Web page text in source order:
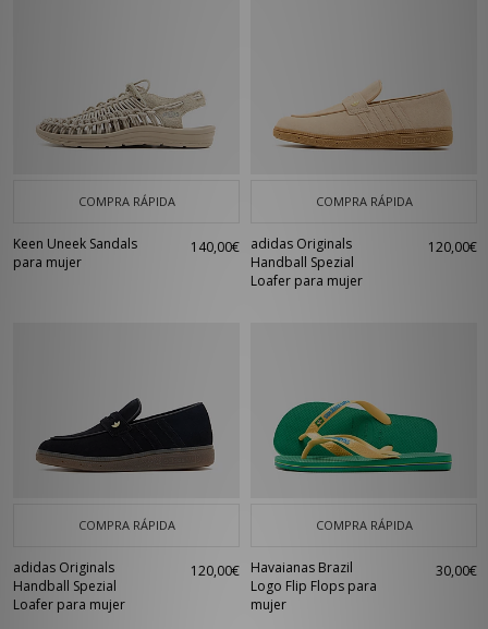
COMPRA RÁPIDA
Keen Uneek Sandals
para mujer
140,00€
COMPRA RÁPIDA
adidas Originals
Handball Spezial
Loafer para mujer
120,00€
COMPRA RÁPIDA
adidas Originals
Handball Spezial
Loafer para mujer
120,00€
COMPRA RÁPIDA
Havaianas Brazil
Logo Flip Flops para
mujer
30,00€